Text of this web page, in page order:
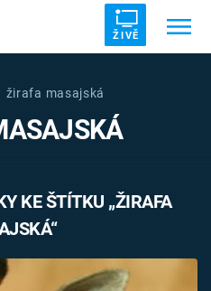
ŽIVĚ
DRUHÁ SVĚTOVÁ VÁLKA
žirafa masajská
KE ŠTÍTKU „ŽIRAFA